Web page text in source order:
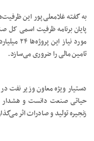
به گفته غلامعلی‌پور این
مورد
تامین مالی را ضروری می‌سازد.
دستیار ویژه معاون وزیر نفت
حیاتی صنعت دانست و هشدار
زنجیره تولید و صادرات اثر